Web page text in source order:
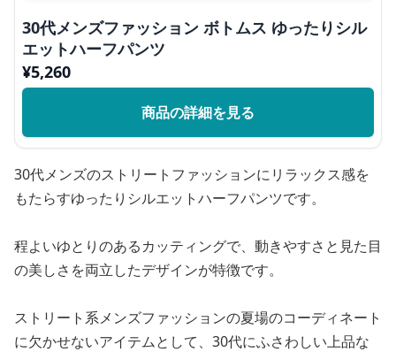
30代メンズファッション ボトムス ゆったりシル
エットハーフパンツ
¥5,260
商品の詳細を見る
30代メンズのストリートファッションにリラックス感を
もたらすゆったりシルエットハーフパンツです。
程よいゆとりのあるカッティングで、動きやすさと見た目
の美しさを両立したデザインが特徴です。
ストリート系メンズファッションの夏場のコーディネート
に欠かせないアイテムとして、30代にふさわしい上品な